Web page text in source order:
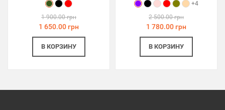
1 900.00 грн
1 650.00 грн
В КОРЗИНУ
+4
2 500.00 грн
1 780.00 грн
В КОРЗИНУ